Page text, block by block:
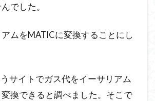
でした。
ムをMATICに変換することにし
サイトでガス代をイーサリアム
換できると調べました。そこで